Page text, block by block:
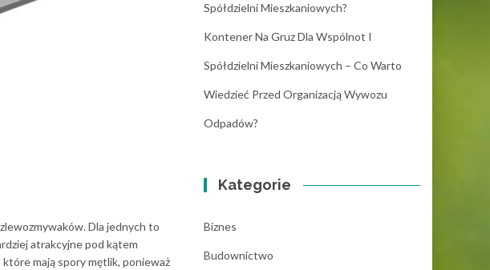
Dla jednych to
atrakcyjne pod kątem
mają spory mętlik, ponieważ
Spółdzielni Mieszkaniowych?
Kontener Na Gruz Dla Wspólnot I
Spółdzielni Mieszkaniowych – Co Warto
Wiedzieć Przed Organizacją Wywozu
Odpadów?
Kategorie
Biznes
Budownictwo